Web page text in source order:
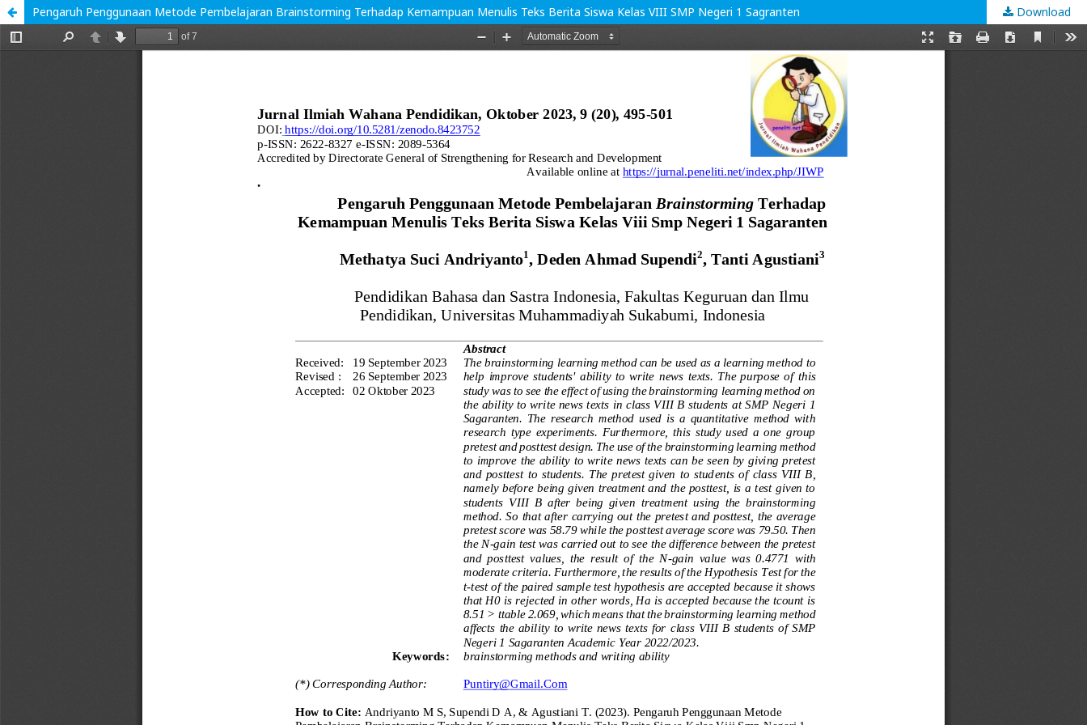
Pengaruh Penggunaan Metode Pembelajaran Brainstorming Terhadap Kemampuan Menulis Teks Berita Siswa Kelas VIII SMP Negeri 1 Sagranten Download